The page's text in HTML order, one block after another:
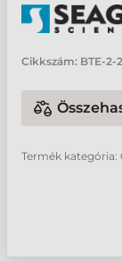
Cikkszám: BTE-2-
Termék